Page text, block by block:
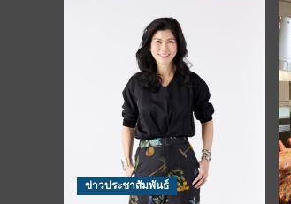
ข่าวประชาสัมพันธ์